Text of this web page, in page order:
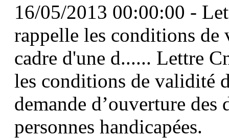
16/05/2013 00:00:00 -
rappelle les conditions
cadre d'une d...... Lettre
les conditions de validité
demande d’ouverture
personnes handicapées.